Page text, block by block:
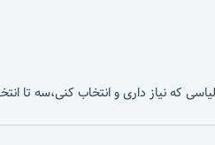
که نیاز داری و انتخاب کنی،سه تا